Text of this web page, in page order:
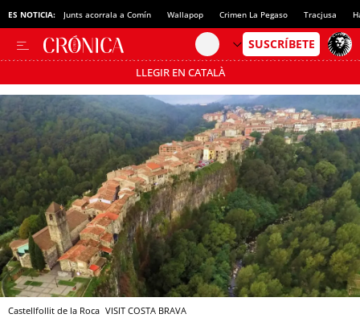
ES NOTICIA: Junts acorrala a Comín Wallapop Crimen La Pegaso Tracjusa
LLEGIR EN CATALÀ
Pásate al MODO AHORRO
Castellfollit de la Roca VISIT COSTA BRAVA